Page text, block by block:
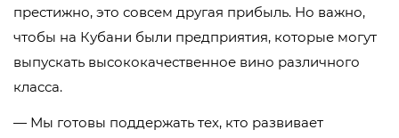
престижно, это совсем другая прибыль. Но важно,
чтобы на Кубани были предприятия, которые могут
выпускать высококачественное вино различного
класса.
— Мы готовы поддержать тех, кто развивает